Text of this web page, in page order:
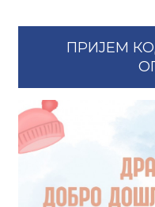
ПРИЈЕМ